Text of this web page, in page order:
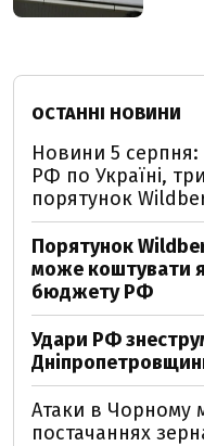
ОСТАННІ НОВИНИ
Новини 5 серпня:
РФ по Україні,
порятунок
Порятунок
може коштувати
бюджету РФ
Удари РФ
Атаки в Чорному
постачаннях